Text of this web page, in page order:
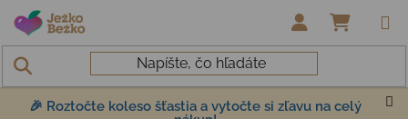
Prejsť na obsah
🎉 Roztočte koleso šťastia a vytočte si zľavu na celý